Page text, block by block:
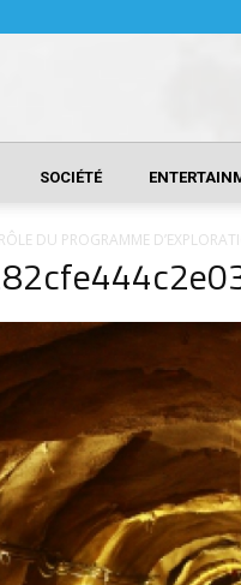
SOCIÉTÉ
DU PROGRAMME